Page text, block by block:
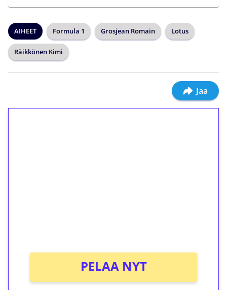
AIHEET Formula 1 Grosjean Romain Lotus
Räikkönen Kimi
Jaa
PELAA NYT